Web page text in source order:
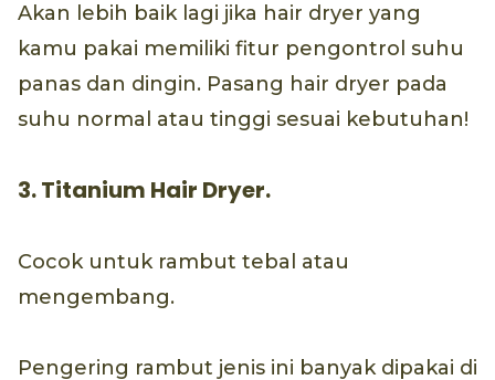
Akan lebih baik lagi jika hair dryer yang
kamu pakai memiliki fitur pengontrol suhu
panas dan dingin. Pasang hair dryer pada
suhu normal atau tinggi sesuai kebutuhan!
3. Titanium Hair Dryer.
Cocok untuk rambut tebal atau
mengembang.
Pengering rambut jenis ini banyak dipakai di